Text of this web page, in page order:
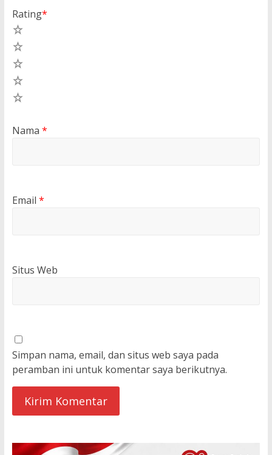
Rating*
Nama *
Email *
Situs Web
Simpan nama, email, dan situs web saya pada
peramban ini untuk komentar saya berikutnya.